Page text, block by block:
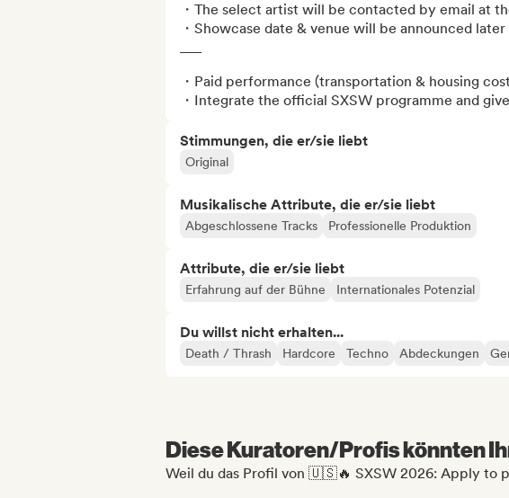
・The select artist will be contacted by email at
・Showcase date & venue will be announced later
・Paid performance (transportation & housing
・Integrate the official SXSW programme and
Stimmungen, die er/sie liebt
Original
Musikalische Attribute, die er/sie liebt
Abgeschlossene Tracks Professionelle Produktion
Attribute, die er/sie liebt
Erfahrung auf der Bühne Internationales Potenzial
Du willst nicht erhalten...
Death / Thrash Hardcore Techno Abdeckungen
Diese Kuratoren/Profis könnten
Weil du das Profil von 🇺🇸🔥 SXSW 2026: Apply to